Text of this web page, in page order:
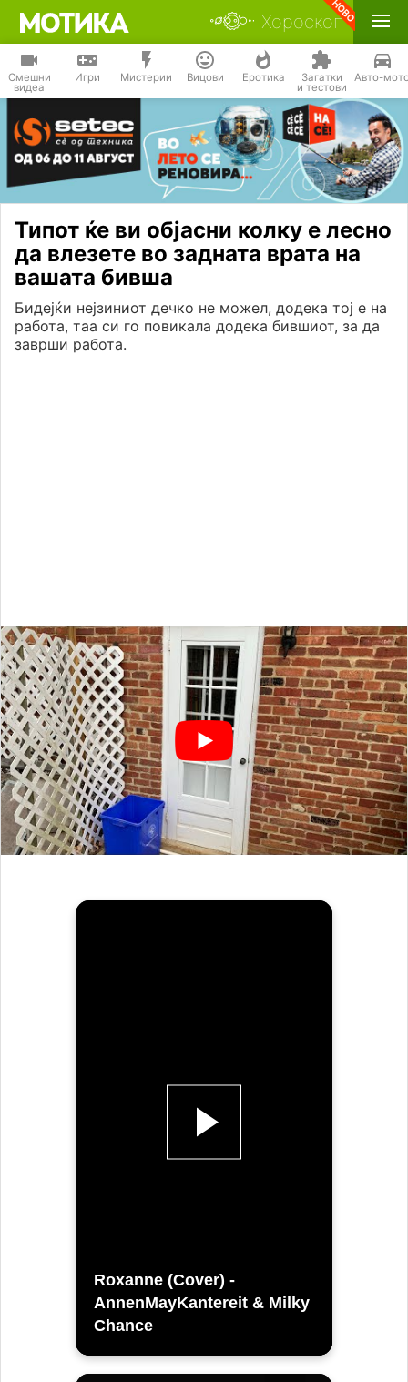
Хороскоп
Смешни
видеа
Игри Мистерии Вицови Еротика Загатки
и тестови
Авто-
Типот ќе ви објасни колку е лесно
да влезете во задната врата на
вашата бивша
Бидејќи нејзиниот дечко не можел, додека тој е на
работа, таа си го повикала додека бившиот, за да
заврши работа.